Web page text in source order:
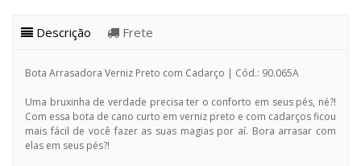
Descrição Frete
Bota Arrasadora Verniz Preto com Cadarço | Cód.: 90.065A
Uma bruxinha de verdade precisa ter o conforto em seus pés, né?!
Com essa bota de cano curto em verniz preto e com cadarços ficou
mais fácil de você fazer as suas magias por aí. Bora arrasar com
elas em seus pés?!